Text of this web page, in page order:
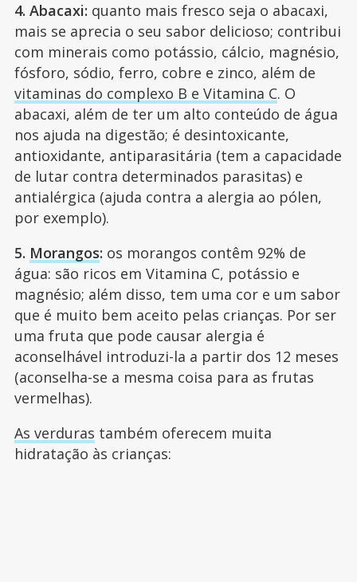
4. Abacaxi: quanto mais fresco seja o abacaxi,
mais se aprecia o seu sabor delicioso; contribui
com minerais como potássio, cálcio, magnésio,
fósforo, sódio, ferro, cobre e zinco, além de
vitaminas do complexo B e Vitamina C. O
abacaxi, além de ter um alto conteúdo de água
nos ajuda na digestão; é desintoxicante,
antioxidante, antiparasitária (tem a capacidade
de lutar contra determinados parasitas) e
antialérgica (ajuda contra a alergia ao pólen,
por exemplo).
5. Morangos: os morangos contêm 92% de
água: são ricos em Vitamina C, potássio e
magnésio; além disso, tem uma cor e um sabor
que é muito bem aceito pelas crianças. Por ser
uma fruta que pode causar alergia é
aconselhável introduzi-la a partir dos 12 meses
(aconselha-se a mesma coisa para as frutas
vermelhas).
As verduras também oferecem muita
hidratação às crianças: